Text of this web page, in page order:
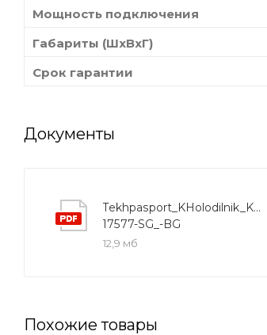
Мощность подключения
Габариты (ШхВхГ)
Срок гарантии
Документы
Tekhpasport_KHolodilnik_KSB-
17577-SG_-BG
12,9 мб
Похожие товары